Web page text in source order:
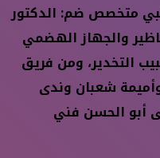
متخصص ضم: الدكتور
والجهاز الهضمي
التخدير، ومن فريق
شعبان وندى
أبو الحسن فني